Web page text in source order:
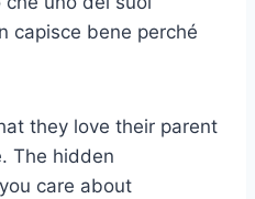
capisce bene perché
they love their parent
The hidden
care about